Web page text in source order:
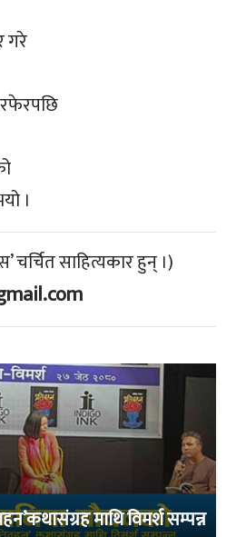
गरे
।
चर्चित साहित्यकार हुन् ।)
माथि विमर्श सम्पन्न